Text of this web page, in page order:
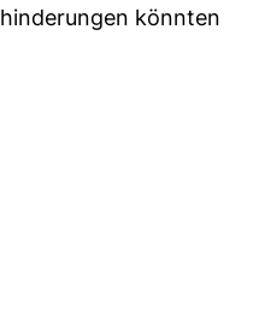
könnten